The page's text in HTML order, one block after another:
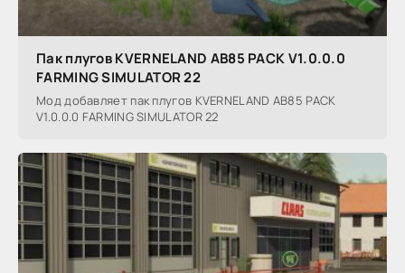
Пак плугов KVERNELAND AB85 PACK V1.0.0.0
FARMING SIMULATOR 22
Мод добавляет пак плугов KVERNELAND AB85 PACK
V1.0.0.0 FARMING SIMULATOR 22